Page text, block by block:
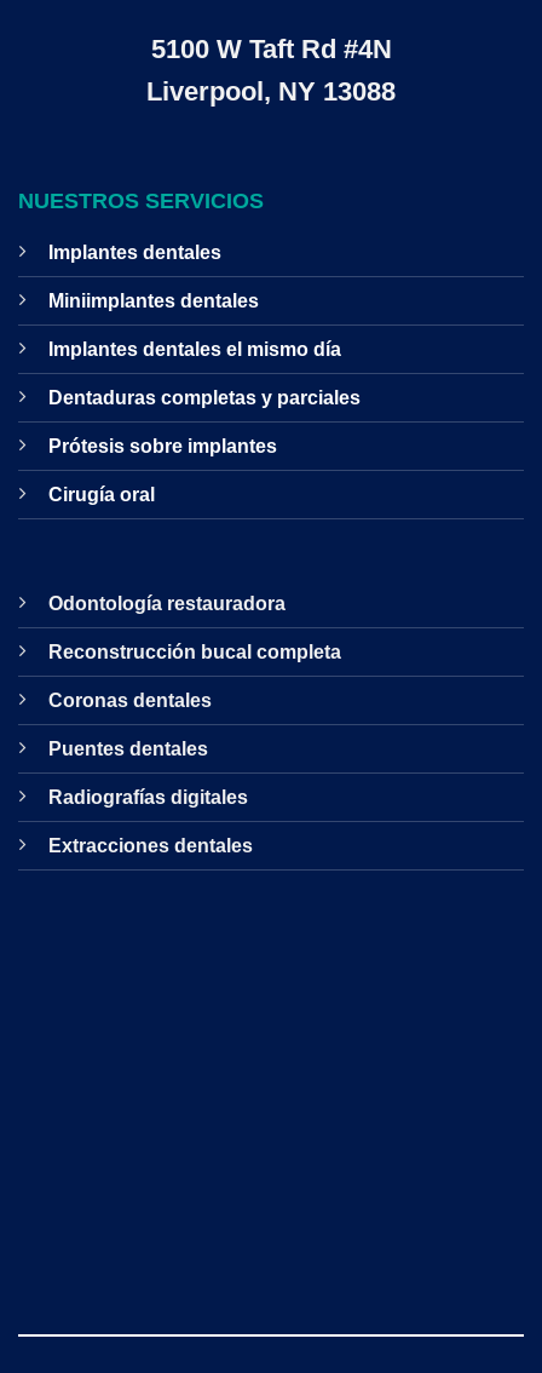
5100 W Taft Rd #4N
Liverpool, NY 13088
NUESTROS SERVICIOS
Implantes dentales
Miniimplantes dentales
Implantes dentales el mismo día
Dentaduras completas y parciales
Prótesis sobre implantes
Cirugía oral
Odontología restauradora
Reconstrucción bucal completa
Coronas dentales
Puentes dentales
Radiografías digitales
Extracciones dentales